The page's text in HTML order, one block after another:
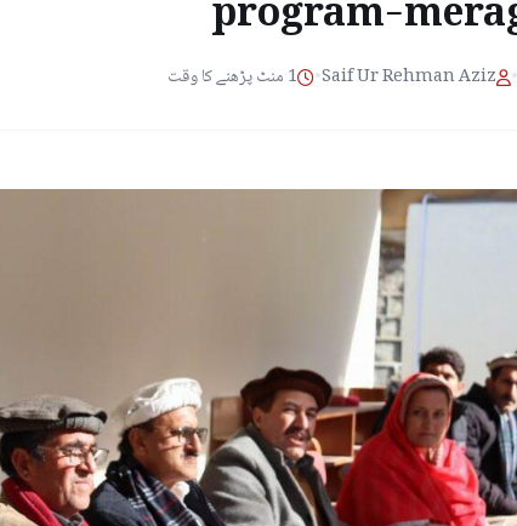
•
Saif Ur Rehman Aziz
• 1 منٹ پڑھنے کا وقت